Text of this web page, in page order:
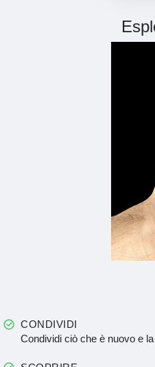
CONDIVIDI
Condividi ciò che è nuovo e